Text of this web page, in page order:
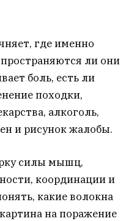
где именно
ли они
боль, есть ли
походки,
алкоголь,
и рисунок жалобы.
силы мышц,
координации и
какие волокна
на поражение